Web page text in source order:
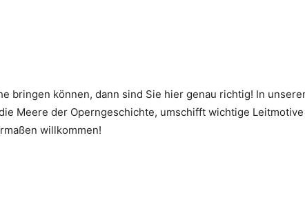
bringen können, dann sind Sie hier genau richtig! In
Meere der Operngeschichte, umschifft wichtige
willkommen!